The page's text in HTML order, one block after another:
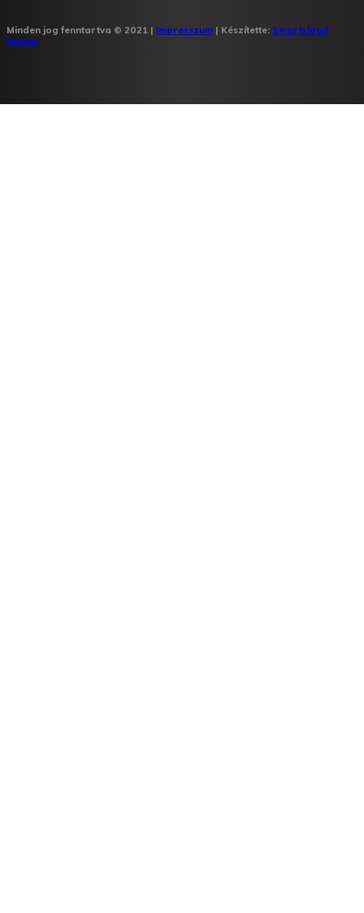
Minden jog fenntartva © 2021 | Impresszum | Készítette: Smartcloud
Digital